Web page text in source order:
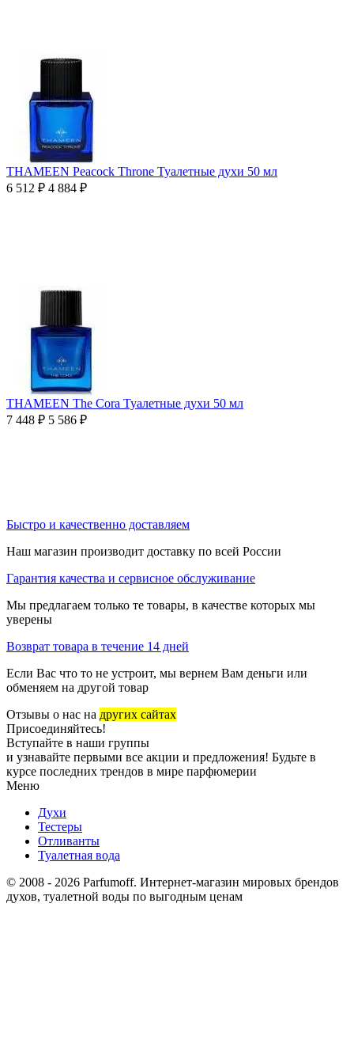
THAMEEN Peacock Throne Туалетные духи 50 мл
6 512 ₽ 4 884 ₽
THAMEEN The Cora Туалетные духи 50 мл
7 448 ₽ 5 586 ₽
Быстро и качественно доставляем
Наш магазин производит доставку по всей России
Гарантия качества и сервисное обслуживание
Мы предлагаем только те товары, в качестве которых мы
уверены
Возврат товара в течение 14 дней
Если Вас что то не устроит, мы вернем Вам деньги или
обменяем на другой товар
Отзывы о нас на других сайтах
Присоединяйтесь!
Вступайте в наши группы
и узнавайте первыми все акции и предложения! Будьте в
курсе последних трендов в мире парфюмерии
Меню
Духи
Тестеры
Отливанты
Туалетная вода
© 2008 - 2026 Parfumoff. Интернет-магазин мировых брендов
духов, туалетной воды по выгодным ценам